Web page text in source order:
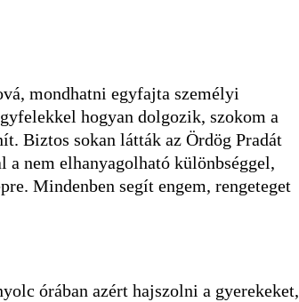
mondhatni egyfajta személyi
hogyan dolgozik, szokom a
Biztos sokan látták az Ördög Pradát
nem elhanyagolható különbséggel,
Mindenben segít engem, rengeteget
órában azért hajszolni a gyerekeket,